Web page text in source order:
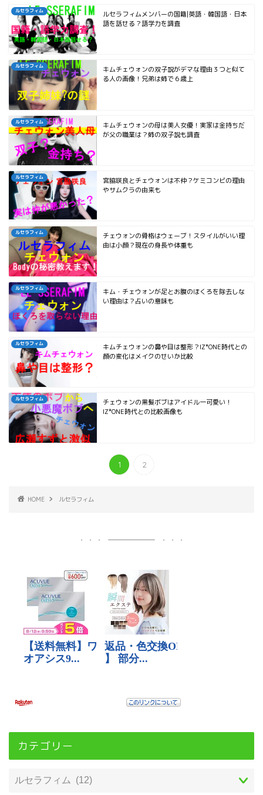
ルセラフィム
ルセラフィムメンバーの国籍|英語・韓国語・日本
語を話せる？語学力を調査
ルセラフィム
キムチェウォンの双子説がデマな理由３つと似て
る人の画像！兄弟は姉で６歳上
ルセラフィム
キムチェウォンの母は美人女優！実家は金持ちだ
が父の職業は？姉の双子説も調査
ルセラフィム
宮脇咲良とチェウォンは不仲？ケミコンビの理由
やサムクラの由来も
ルセラフィム
チェウォンの骨格はウェーブ！スタイルがいい理
由は小顔？現在の身長や体重も
ルセラフィム
キム・チェウォンが足とお腹のほくろを除去しな
い理由は？占いの意味も
ルセラフィム
キムチェウォンの鼻や目は整形？IZ*ONE時代との
顔の変化はメイクのせいか比較
ルセラフィム
チェウォンの黒髪ボブはアイドル一可愛い！
IZ*ONE時代との比較画像も
1 2
HOME ルセラフィム
カテゴリー